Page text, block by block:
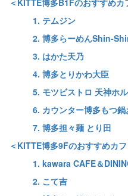
＜KITTE博多B1Fのおすすめカ
1. テムジン
2. 博多らーめんShin-
3. はかた天乃
4. 博多とりかわ大臣
5. モツビストロ 天神ホ
6. カウンター博多もつ鍋
7. 博多担々麺 とり田
＜KITTE博多9Fのおすすめカ
1. kawara CAFE＆
2. こて吉